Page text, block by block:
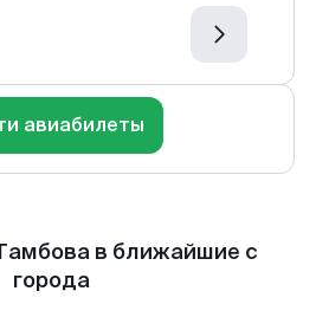
авиабилеты
в ближайшие с
города